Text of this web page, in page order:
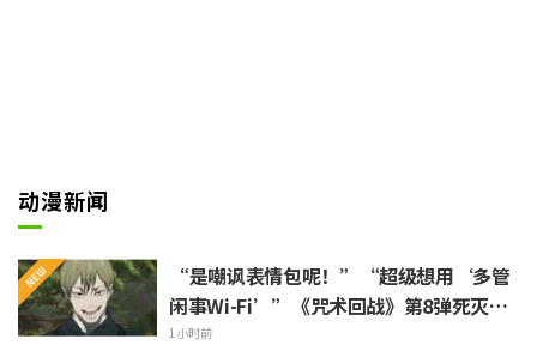
动漫新闻
“是嘲讽表情包呢！”“超级想用‘多管
闲事Wi-Fi’”《咒术回战》第8弹死灭回
游表情包上线引发粉丝狂喜
1小时前